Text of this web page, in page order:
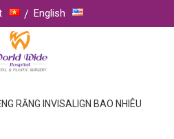
English
RĂNG INVISALIGN BAO NHIÊU